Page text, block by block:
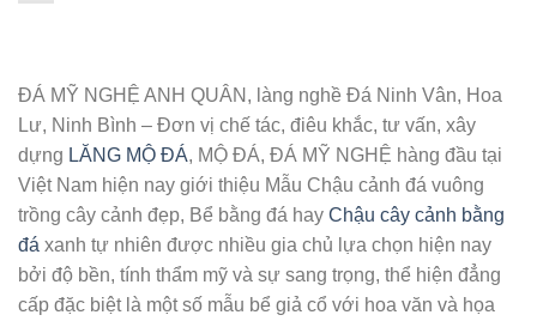
ĐÁ MỸ NGHỆ ANH QUÂN, làng nghề Đá Ninh Vân, Hoa
Lư, Ninh Bình – Đơn vị chế tác, điêu khắc, tư vấn, xây
dựng LĂNG MỘ ĐÁ, MỘ ĐÁ, ĐÁ MỸ NGHỆ hàng đầu tại
Việt Nam hiện nay giới thiệu Mẫu Chậu cảnh đá vuông
trồng cây cảnh đẹp, Bể bằng đá hay Chậu cây cảnh bằng
đá xanh tự nhiên được nhiều gia chủ lựa chọn hiện nay
bởi độ bền, tính thẩm mỹ và sự sang trọng, thể hiện đẳng
cấp đặc biệt là một số mẫu bể giả cổ với hoa văn và họa